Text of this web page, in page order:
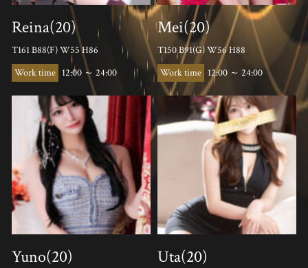
Reina(20)
T161 B88(F) W55 H86
12:00 ～ 24:00
Mei(20)
T150 B91(G) W56 H88
12:00 ～ 24:00
Yuno(20) Uta(20)